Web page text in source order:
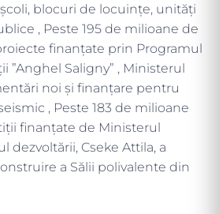
blocuri de locuințe, unități
, Peste 195 de milioane de
finanțate prin Programul
”Anghel Saligny” , Ministerul
noi și finanțare pentru
, Peste 183 de milioane
finanțate de Ministerul
dezvoltării, Cseke Attila, a
a Sălii polivalente din